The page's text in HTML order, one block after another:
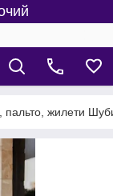
пальто, жилети